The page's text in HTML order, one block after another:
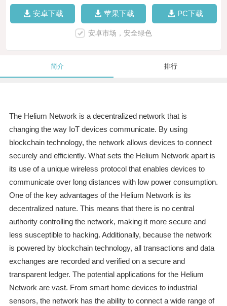
安卓下载 苹果下载 PC下载
安卓市场，安全绿色
简介 排行
The Helium Network is a decentralized network that is
changing the way IoT devices communicate. By using
blockchain technology, the network allows devices to connect
securely and efficiently. What sets the Helium Network apart is
its use of a unique wireless protocol that enables devices to
communicate over long distances with low power consumption.
One of the key advantages of the Helium Network is its
decentralized nature. This means that there is no central
authority controlling the network, making it more secure and
less susceptible to hacking. Additionally, because the network
is powered by blockchain technology, all transactions and data
exchanges are recorded and verified on a secure and
transparent ledger. The potential applications for the Helium
Network are vast. From smart home devices to industrial
sensors, the network has the ability to connect a wide range of